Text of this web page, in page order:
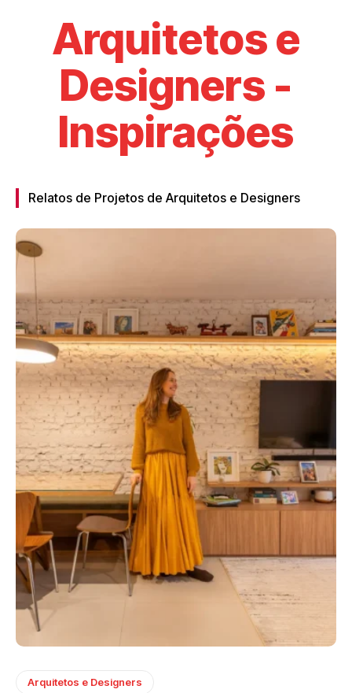
Arquitetos e
Designers -
Inspirações
Relatos de Projetos de Arquitetos e Designers
Arquitetos e Designers